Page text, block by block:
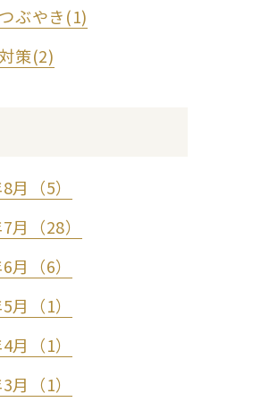
ぶやき(1)
策(2)
月（5）
月（28）
月（6）
月（1）
月（1）
月（1）